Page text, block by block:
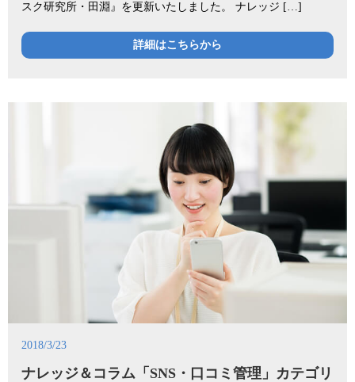
スク研究所・田淵』を更新いたしました。 ナレッジ […]
詳細はこちらから
2018/3/23
ナレッジ＆コラム「SNS・口コミ管理」カテゴリ